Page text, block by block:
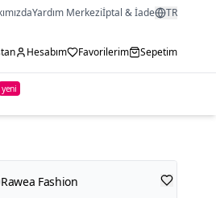
Yardım Merkeziİptal & İade TR
Hesabım Favorilerim Sepetim
yeni
Rawea Fashion